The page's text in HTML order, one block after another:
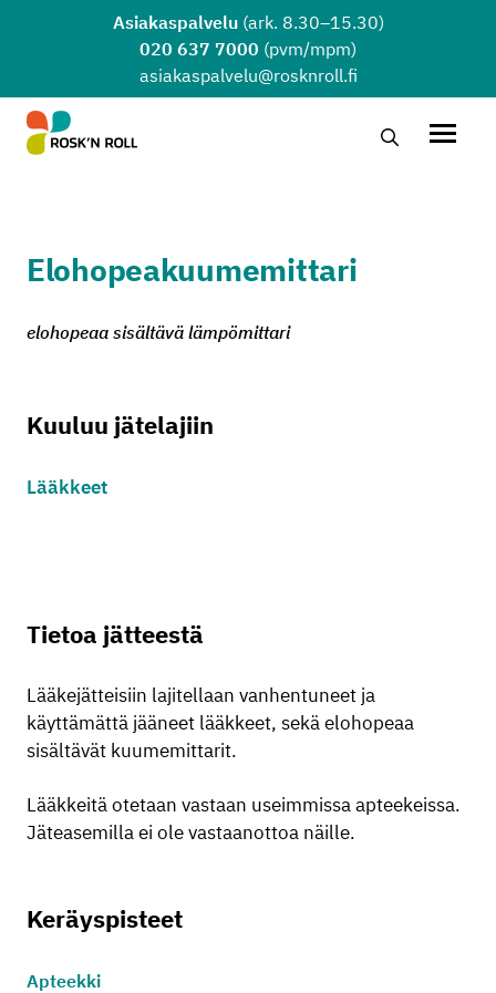
Siirry sisältöönAsiakaspalvelu(ark. 8.30–15.30)
020 637 7000 (pvm/mpm)
asiakaspalvelu@rosknroll.fi
Hae…Avaa
Elohopeakuumemittari
elohopeaa sisältävä lämpömittari
Kuuluu jätelajiin
Lääkkeet
Tietoa jätteestä
Lääkejätteisiin lajitellaan vanhentuneet ja
käyttämättä jääneet lääkkeet, sekä elohopeaa
sisältävät kuumemittarit.
Lääkkeitä otetaan vastaan useimmissa apteekeissa.
Jäteasemilla ei ole vastaanottoa näille.
Keräyspisteet
Apteekki